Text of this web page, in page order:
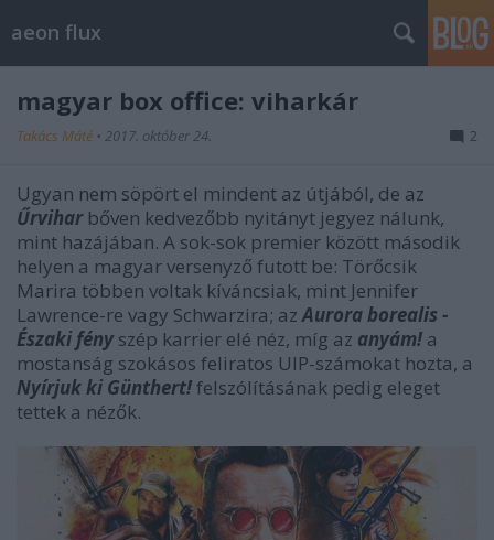
aeon flux
magyar box office: viharkár
Takács Máté • 2017. október 24. 2
Ugyan nem söpört el mindent az útjából, de az
Űrviharbőven kedvezőbb nyitányt jegyez nálunk,
mint hazájában. A sok-sok premier között második
helyen a magyar versenyző futott be: Törőcsik
Marira többen voltak kíváncsiak, mint Jennifer
Lawrence-re vagy Schwarzira; azAurora borealis -
Északi fény szép karrier elé néz, míg az anyám! a
mostanság szokásos feliratos UIP-számokat hozta, a
Nyírjuk ki Günthert!felszólításának pedig eleget
tettek a nézők.